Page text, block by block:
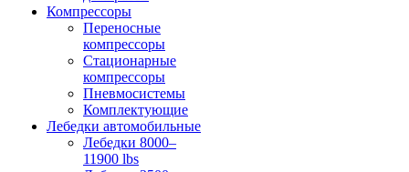
Компрессоры
Переносные
компрессоры
Стационарные
компрессоры
Пневмосистемы
Комплектующие
Лебедки автомобильные
Лебедки 8000–
11900 lbs